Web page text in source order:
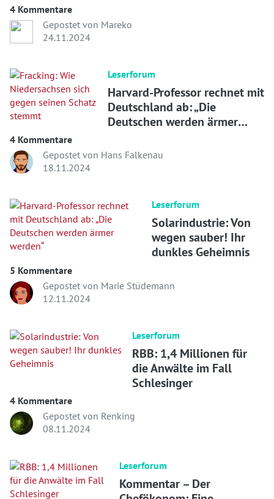
4 Kommentare
Gepostet von Mareko
24.11.2024
Leserforum
Harvard-Professor rechnet mit
Deutschland ab: „Die
Deutschen werden ärmer
4 Kommentare
Gepostet von Hans Falkenau
18.11.2024
Leserforum
Solarindustrie: Von
wegen sauber! Ihr
dunkles Geheimnis
5 Kommentare
Gepostet von Marie Stüdemann
12.11.2024
Leserforum
RBB: 1,4 Millionen für
die Anwälte im Fall
Schlesinger
4 Kommentare
Gepostet von Renking
08.11.2024
Leserforum
Kommentar – Der